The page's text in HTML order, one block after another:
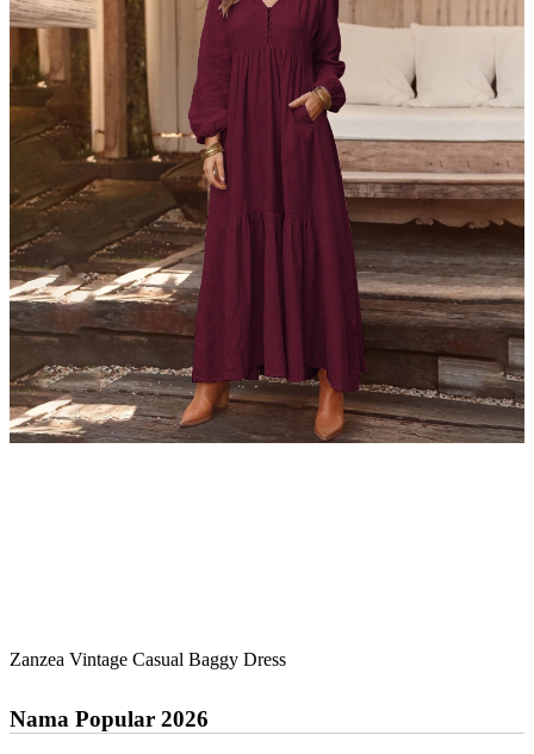
Zanzea Vintage Casual Baggy Dress
Nama Popular 2026